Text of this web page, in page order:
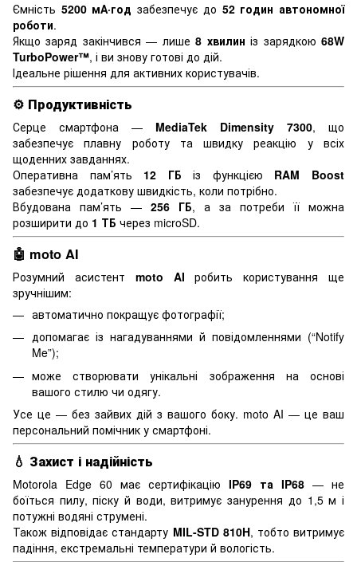
Ємність 5200 мА·год забезпечує до 52 годин автономної
роботи.
Якщо заряд закінчився — лише8 хвилин із зарядкою68W
TurboPower™, і ви знову готові до дій.
Ідеальне рішення для активних користувачів.
⚙️ Продуктивність
Серце смартфона — MediaTek Dimensity 7300, що
забезпечує плавну роботу та швидку реакцію у всіх
щоденних завданнях.
Оперативна пам’ять 12 ГБ із функцією RAM Boost
забезпечує додаткову швидкість, коли потрібно.
Вбудована пам’ять — 256 ГБ, а за потреби її можна
розширити до 1 ТБ через microSD.
🤖 moto AI
Розумний асистент moto AI робить користування ще
зручнішим:
автоматично покращує фотографії;
допомагає із нагадуваннями й повідомленнями (“Notify
Me”);
може створювати унікальні зображення на основі
вашого стилю чи одягу.
Усе це — без зайвих дій з вашого боку. moto AI — це ваш
персональний помічник у смартфоні.
💧 Захист і надійність
Motorola Edge 60 має сертифікацію IP69 та IP68 — не
боїться пилу, піску й води, витримує занурення до 1,5 м і
потужні водяні струмені.
Також відповідає стандарту MIL-STD 810H, тобто витримує
падіння, екстремальні температури й вологість.